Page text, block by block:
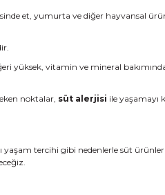
et, yumurta ve diğer hayvansal
yüksek, vitamin ve mineral
noktalar, süt alerjisi ile yaşamayı
yaşam tercihi gibi nedenlerle süt